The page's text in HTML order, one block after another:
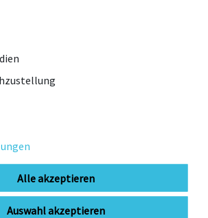
192-207
in cm
Alle akzeptieren
Auswahl akzeptieren